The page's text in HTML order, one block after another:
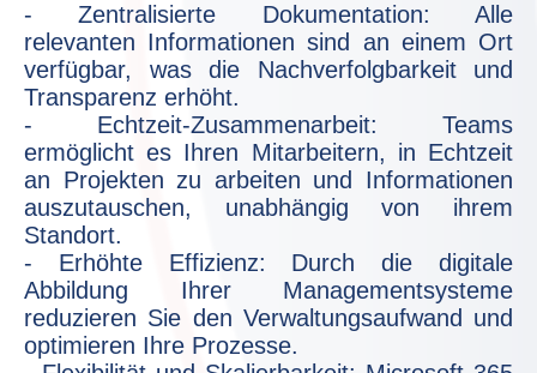
- Zentralisierte Dokumentation: Alle
relevanten Informationen sind an einem Ort
verfügbar, was die Nachverfolgbarkeit und
Transparenz erhöht.
- Echtzeit-Zusammenarbeit: Teams
ermöglicht es Ihren Mitarbeitern, in Echtzeit
an Projekten zu arbeiten und Informationen
auszutauschen, unabhängig von ihrem
Standort.
- Erhöhte Effizienz: Durch die digitale
Abbildung Ihrer Managementsysteme
reduzieren Sie den Verwaltungsaufwand und
optimieren Ihre Prozesse.